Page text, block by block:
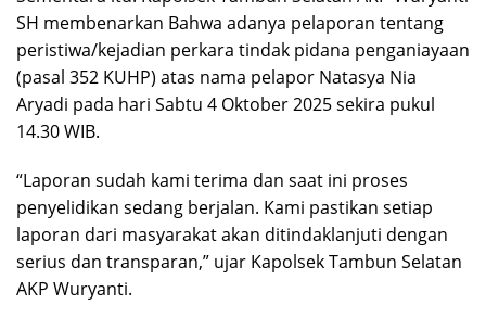
SH membenarkan Bahwa adanya pelaporan tentang
peristiwa/kejadian perkara tindak pidana penganiayaan
(pasal 352 KUHP) atas nama pelapor Natasya Nia
Aryadi pada hari Sabtu 4 Oktober 2025 sekira pukul
14.30 WIB.
“Laporan sudah kami terima dan saat ini proses
penyelidikan sedang berjalan. Kami pastikan setiap
laporan dari masyarakat akan ditindaklanjuti dengan
serius dan transparan,” ujar Kapolsek Tambun Selatan
AKP Wuryanti.